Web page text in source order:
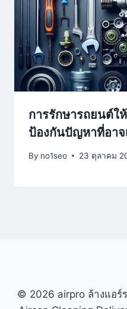
การรักษารถยนต์ใ
ป้องกันปัญหาที่อา
By no1seo 23 ตุลาคม
© 2026 airpro ล้างแอร์